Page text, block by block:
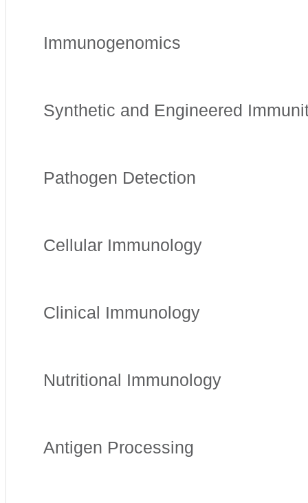
Immunogenomics
Synthetic and Engineered
Pathogen Detection
Cellular Immunology
Clinical Immunology
Nutritional Immunology
Antigen Processing